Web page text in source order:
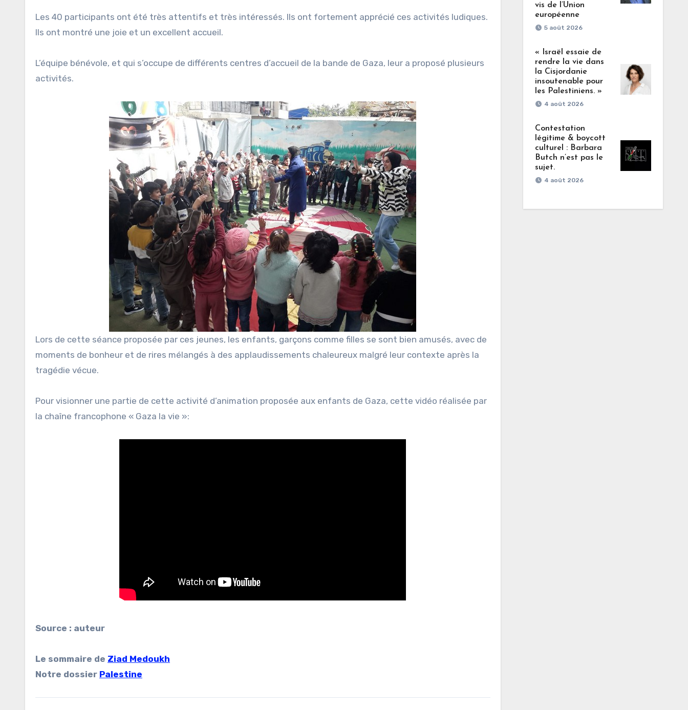
Les 40 participants ont été très attentifs et très intéressés. Ils ont fortement apprécié ces activités ludiques.
Ils ont montré une joie et un excellent accueil.
L’équipe bénévole, et qui s’occupe de différents centres d’accueil de la bande de Gaza, leur a proposé plusieurs
activités.
Lors de cette séance proposée par ces jeunes, les enfants, garçons comme filles se sont bien amusés, avec de
moments de bonheur et de rires mélangés à des applaudissements chaleureux malgré leur contexte après la
tragédie vécue.
Pour visionner une partie de cette activité d’animation proposée aux enfants de Gaza, cette vidéo réalisée par
la chaîne francophone « Gaza la vie »:
Source : auteur
Le sommaire de Ziad Medoukh
Notre dossier Palestine
vis de l’Union
européenne
5 août 2026
« Israël essaie de
rendre la vie dans
la Cisjordanie
insoutenable pour
les Palestiniens. »
4 août 2026
Contestation
légitime & boycott
culturel : Barbara
Butch n’est pas le
sujet.
4 août 2026